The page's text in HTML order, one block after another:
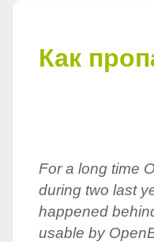
Как
For a long time
during two last
happened
usable by